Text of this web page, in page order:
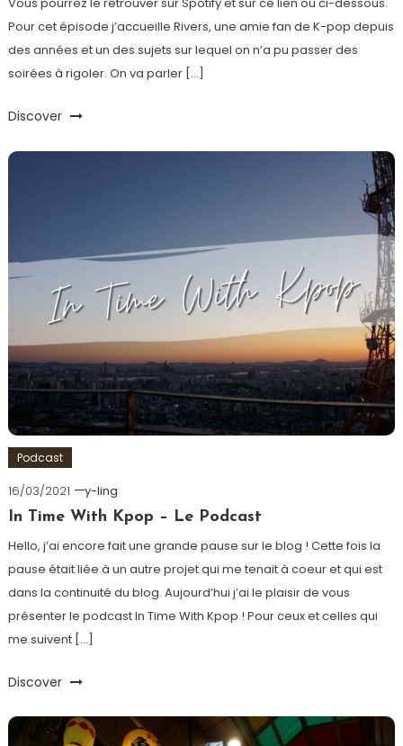
Pour cet épisode j’accueille Rivers, une amie fan de K-pop depuis
des années et un des sujets sur lequel on n’a pu passer des
soirées à rigoler. On va parler […]
Discover
Podcast
16/03/2021
y-ling
In Time With Kpop – Le Podcast
Hello, j’ai encore fait une grande pause sur le blog ! Cette fois la
pause était liée à un autre projet qui me tenait à coeur et qui est
dans la continuité du blog. Aujourd’hui j’ai le plaisir de vous
présenter le podcast In Time With Kpop ! Pour ceux et celles qui
me suivent […]
Discover